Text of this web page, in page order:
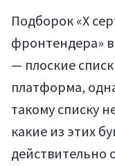
Подборок «X
фронтендера»
— плоские
платформа,
такому списку
какие из этих
действительно